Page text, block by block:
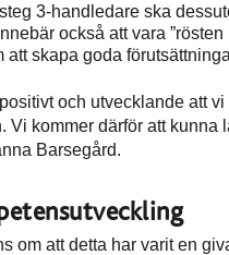
3-handledare ska
också att vara
att skapa goda
och utvecklande att
Vi kommer därför att
Barsegård.
om att detta har varit en